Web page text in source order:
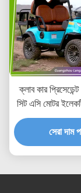
ক্লাব কার
সিট এসি মোটর
পার্ক জন্য
সেরা দাম